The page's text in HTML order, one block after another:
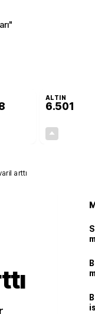
"
ALTIN
6.501
arttı